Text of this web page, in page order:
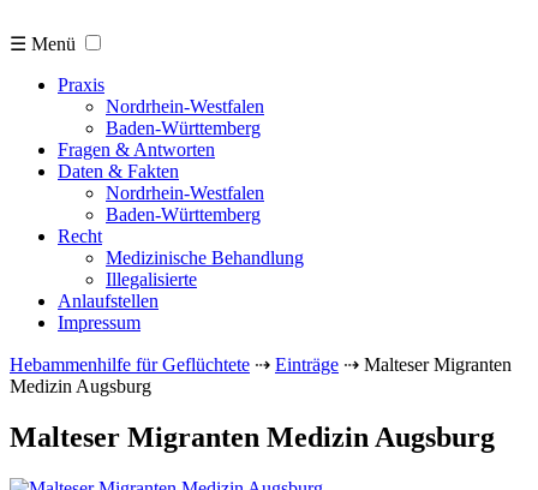
☰ Menü
Praxis
Nordrhein-Westfalen
Baden-Württemberg
Fragen & Antworten
Daten & Fakten
Nordrhein-Westfalen
Baden-Württemberg
Recht
Medizinische Behandlung
Illegalisierte
Anlaufstellen
Impressum
Hebammenhilfe für Geflüchtete ⇢ Einträge ⇢ Malteser Migranten
Medizin Augsburg
Malteser Migranten Medizin Augsburg